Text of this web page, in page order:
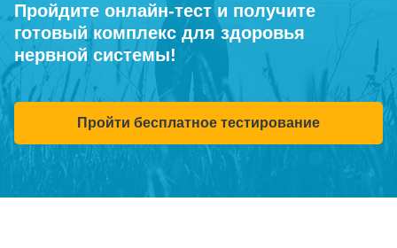
Пройдите онлайн-тест и получите
готовый комплекс для здоровья
нервной системы!
Пройти бесплатное тестирование